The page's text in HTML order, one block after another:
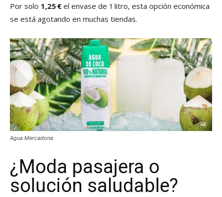
Por solo 1,25 € el envase de 1 litro, esta opción económica
se está agotando en muchas tiendas.
Agua Mercadona
¿Moda pasajera o
solución saludable?